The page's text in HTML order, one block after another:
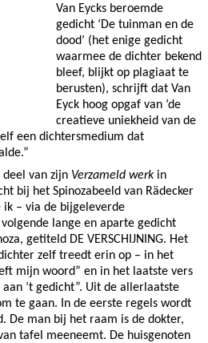
Van Eycks beroemde
gedicht ‘De tuinman en de
dood’ (het enige gedicht
waarmee de dichter bekend
bleef, blijkt op plagiaat te
berusten), schrijft dat Van
Eyck hoog opgaf van ‘de
creatieve uniekheid van de
een dichtersmedium dat
van zijn Verzameld werkin
bij het Spinozabeeld van Rädecker
– via de bijgeleverde
lange en aparte gedicht
getiteld DE VERSCHIJNING. Het
zelf treedt erin op – in het
mijn woord” en in het laatste vers
’t gedicht”. Uit de allerlaatste
te gaan. In de eerste regels wordt
De man bij het raam is de dokter,
tafel meeneemt. De huisgenoten